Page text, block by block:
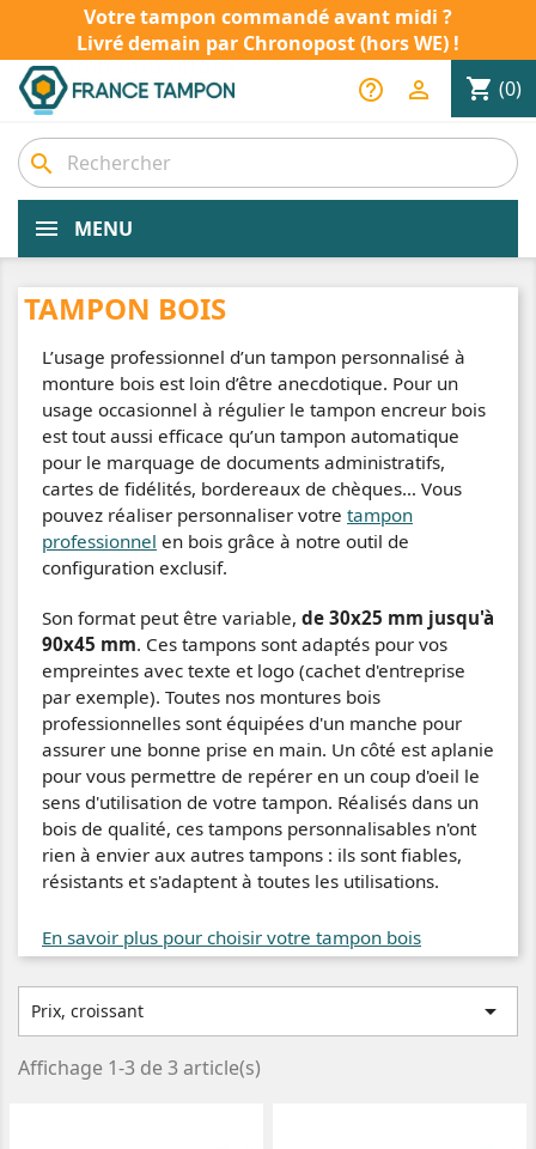
Votre tampon commandé avant midi ?
Livré demain par Chronopost (hors WE) !
shopping_cart (0)

help_outline
search
MENU
TAMPON BOIS
L’usage professionnel d’un tampon personnalisé à
monture bois est loin d’être anecdotique. Pour un
usage occasionnel à régulier le tampon encreur bois
est tout aussi efficace qu’un tampon automatique
pour le marquage de documents administratifs,
cartes de fidélités, bordereaux de chèques… Vous
pouvez réaliser personnaliser votre tampon
professionnel en bois grâce à notre outil de
configuration exclusif.
Son format peut être variable, de 30x25 mm jusqu'à
90x45 mm. Ces tampons sont adaptés pour vos
empreintes avec texte et logo (cachet d'entreprise
par exemple). Toutes nos montures bois
professionnelles sont équipées d'un manche pour
assurer une bonne prise en main. Un côté est aplanie
pour vous permettre de repérer en un coup d'oeil le
sens d'utilisation de votre tampon. Réalisés dans un
bois de qualité, ces tampons personnalisables n'ont
rien à envier aux autres tampons : ils sont fiables,
résistants et s'adaptent à toutes les utilisations.
En savoir plus pour choisir votre tampon bois
Prix, croissant 
Affichage 1-3 de 3 article(s)